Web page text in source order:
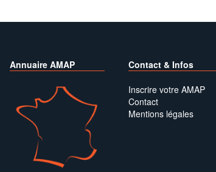
Annuaire AMAP Contact & Infos
Inscrire votre AMAP
Contact
Mentions légales